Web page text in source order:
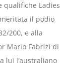
qualifiche Ladies
il podio
200, e alla
Mario Fabrizi di
lui l’australiano